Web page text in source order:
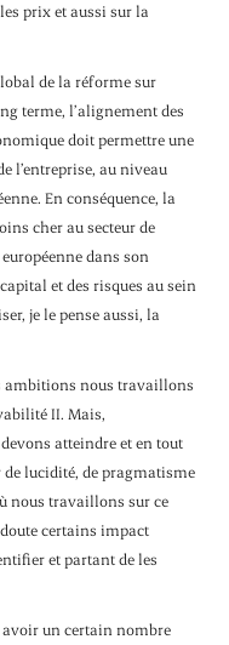
prix et aussi sur la
de la réforme sur
terme, l’alignement des
doit permettre une
l’entreprise, au niveau
En conséquence, la
cher au secteur de
dans son
et des risques au sein
je le pense aussi, la
ambitions nous travaillons
II. Mais,
atteindre et en tout
lucidité, de pragmatisme
nous travaillons sur ce
certains impact
et partant de les
avoir un certain nombre